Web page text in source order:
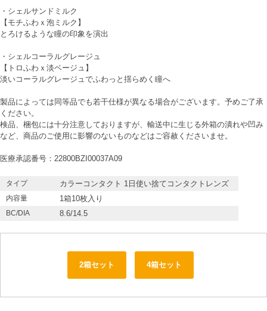
・ シェルサンドミルク
【モチふわｘ泡ミルク】
とろけるような瞳の印象を演出
・ シェルコーラルグレージュ
【トロふわｘ淡ベージュ】
淡いコーラルグレージュでふわっと揺らめく瞳へ
製品によっては同等品でも若干仕様が異なる場合がございます。予めご了承
ください。
検品、梱包には十分注意しておりますが、輸送中に生じる外箱の潰れや凹み
など、商品のご使用に影響のないものなどはご容赦くださいませ。
医療承認番号：22800BZI00037A09
タイプ カラーコンタクト 1日使い捨てコンタクトレンズ
内容量 1箱10枚入り
BC/DIA 8.6/14.5
2箱セット 4箱セット